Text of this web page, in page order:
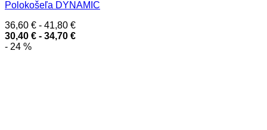
Polokošeľa DYNAMIC
36,60 € - 41,80 €
30,40 € - 34,70 €
- 24 %